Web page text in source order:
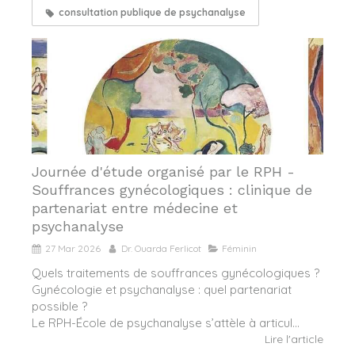
consultation publique de psychanalyse
Journée d'étude organisé par le RPH -
Souffrances gynécologiques : clinique de
partenariat entre médecine et
psychanalyse
27 Mar 2026 Dr. Ouarda Ferlicot Féminin
Quels traitements de souffrances gynécologiques ?
Gynécologie et psychanalyse : quel partenariat
possible ?
Le RPH-École de psychanalyse s’attèle à articul...
Lire l'article